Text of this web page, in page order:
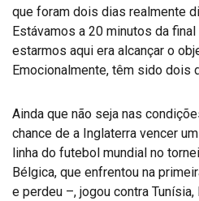
que foram dois dias realmente
Estávamos a 20 minutos da
estarmos aqui era alcançar o
Emocionalmente, têm sido dois
Ainda que não seja nas
chance de a Inglaterra vencer
linha do futebol mundial no
Bélgica, que enfrentou na
e perdeu –, jogou contra Tunísia,